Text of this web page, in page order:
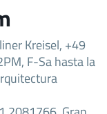
Kreisel, +49
F-Sa hasta la